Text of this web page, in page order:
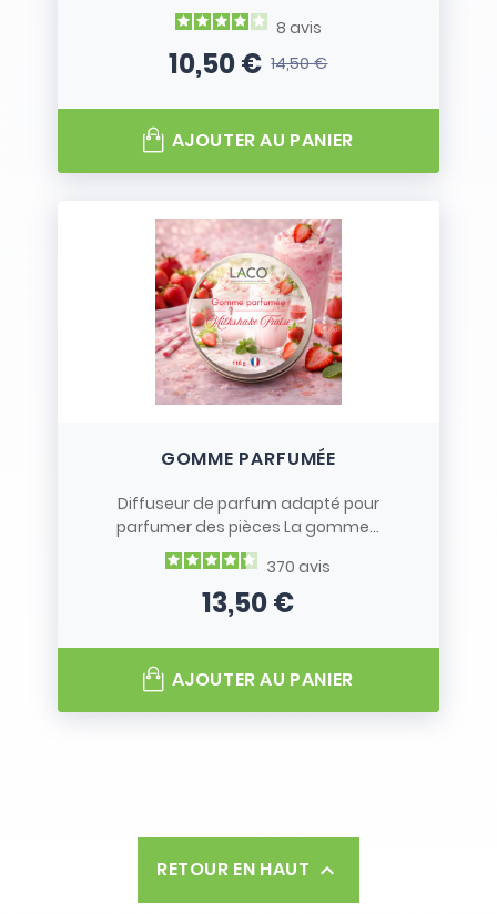
8 avis
Prix
10,50 €Prix de base
14,50 €
AJOUTER AU PANIER
GOMME PARFUMÉE
Diffuseur de parfum adapté pour
parfumer des pièces La gomme...
370avis
Prix
13,50 €
AJOUTER AU PANIER
RETOUR EN HAUT 